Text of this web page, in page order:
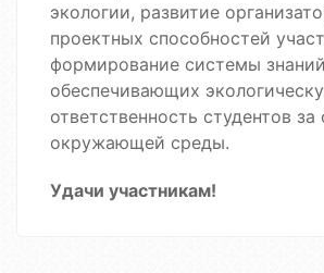
экологии, развитие
проектных способностей
формирование системы
обеспечивающих
ответственность студентов за
окружающей среды.
Удачи участникам!